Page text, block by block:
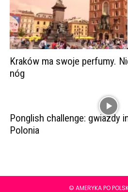
Kraków ma swoje perfumy.
nóg
Ponglish challenge: gwiazdy
Polonia
© AMERYKA PO